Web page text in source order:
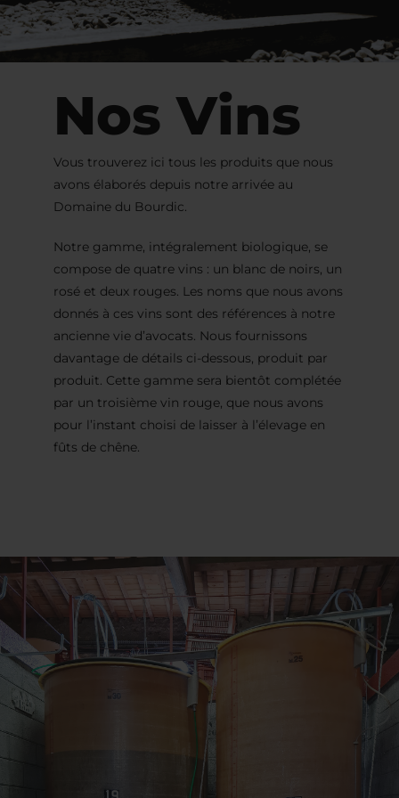
Nos Vins
Vous trouverez ici tous les produits que nous
avons élaborés depuis notre arrivée au
Domaine du Bourdic.
Notre gamme, intégralement biologique, se
compose de quatre vins : un blanc de noirs, un
rosé et deux rouges. Les noms que nous avons
donnés à ces vins sont des références à notre
ancienne vie d’avocats. Nous fournissons
davantage de détails ci-dessous, produit par
produit. Cette gamme sera bientôt complétée
par un troisième vin rouge, que nous avons
pour l’instant choisi de laisser à l’élevage en
fûts de chêne.